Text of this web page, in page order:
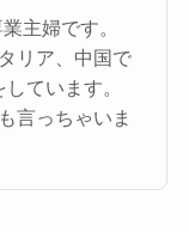
主婦です。
リア、中国で
ています。
言っちゃいま